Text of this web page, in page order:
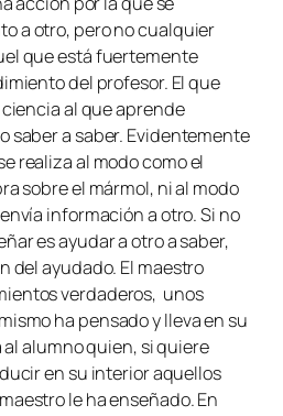
a otro, pero no cualquier
que está fuertemente
del profesor. El que
al que aprende
saber a saber. Evidentemente
realiza al modo como el
sobre el mármol, ni al modo
información a otro. Si no
es ayudar a otro a saber,
del ayudado. El maestro
verdaderos, unos
ha pensado y lleva en su
alumno quien, si quiere
en su interior aquellos
le ha enseñado. En